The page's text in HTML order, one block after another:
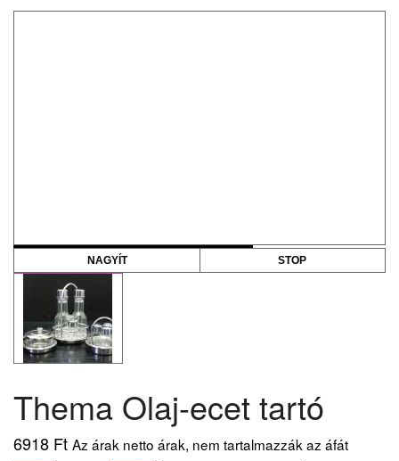
NAGYÍT STOP
Thema Olaj-ecet tartó
6918 Ft Az árak netto árak, nem tartalmazzák az áfát